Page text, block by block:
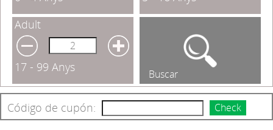
Adult
17 - 99 Anys Buscar
Código de cupón: Check